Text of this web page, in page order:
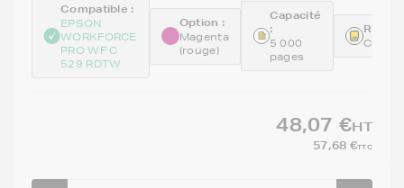
Compatible :
EPSON
WORKFORCE
PRO WF C
529 RDTW
Option :
Magenta
(rouge)
Capacité
:
5 000
pages
48,07 €HT
57,68 €TTC